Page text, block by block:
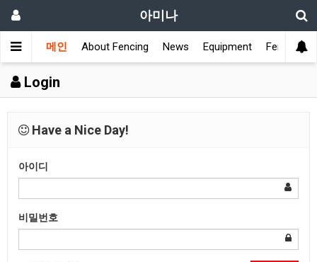
아미나
메인 About Fencing News Equipment Fencing
Login
Have a Nice Day!
아이디
비밀번호